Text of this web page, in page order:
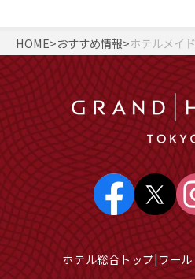
HOME おすすめ情報 ホテルメイ
ホテル総合トップ ワー